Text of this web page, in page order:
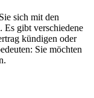
sich mit den
Es gibt verschiedene
kündigen oder
Sie möchten